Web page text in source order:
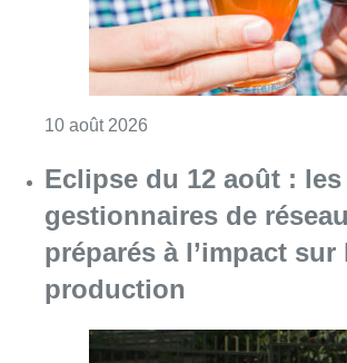
10 août 2026
Eclipse du 12 août : les
gestionnaires de
préparés à l’impact sur
production